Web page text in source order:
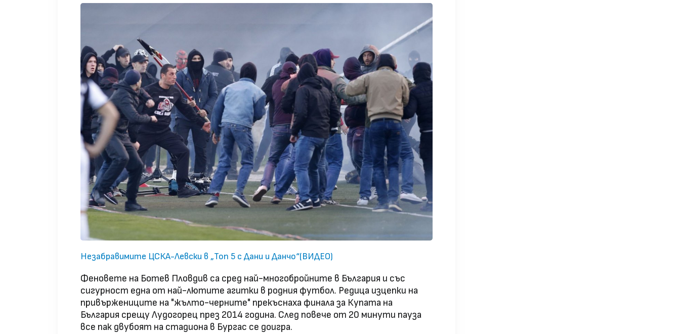
Незабравимите ЦСКА-Левски в „Топ 5 с Дани и Данчо“(ВИДЕО)
Феновете на Ботев Пловдив са сред най-многобройните в България и със
сигурност една от най-лютите агитки в родния футбол. Редица изцепки на
привържениците на "жълто-черните" прекъснаха финала за Купата на
България срещу Лудогорец през 2014 година. След повече от 20 минути пауза
все пак двубоят на стадиона в Бургас се доигра.